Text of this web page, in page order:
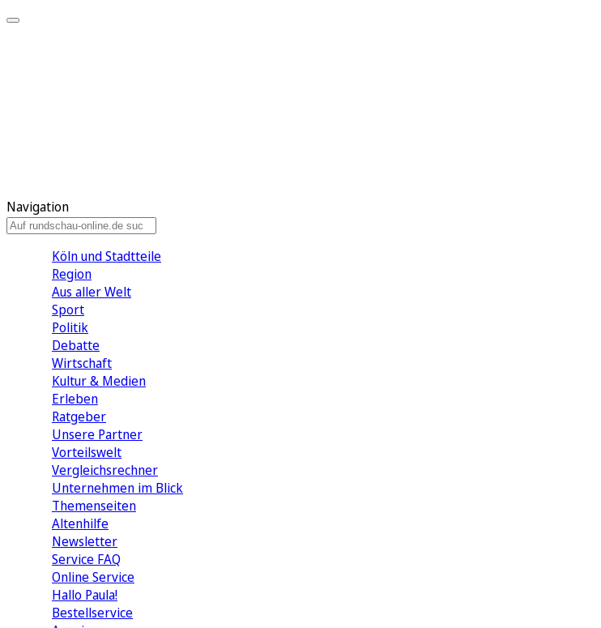
Navigation
Köln und Stadtteile
Region
Aus aller Welt
Sport
Politik
Debatte
Wirtschaft
Kultur & Medien
Erleben
Ratgeber
Unsere Partner
Vorteilswelt
Vergleichsrechner
Unternehmen im Blick
Themenseiten
Altenhilfe
Newsletter
Service FAQ
Online Service
Hallo Paula!
Bestellservice